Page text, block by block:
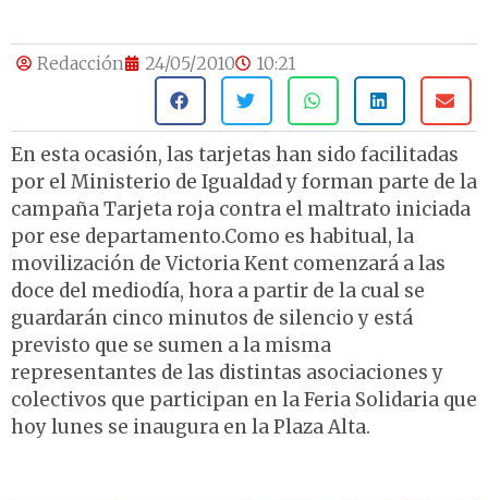
Redacción 24/05/2010 10:21
En esta ocasión, las tarjetas han sido facilitadas
por el Ministerio de Igualdad y forman parte de la
campaña Tarjeta roja contra el maltrato iniciada
por ese departamento.Como es habitual, la
movilización de Victoria Kent comenzará a las
doce del mediodía, hora a partir de la cual se
guardarán cinco minutos de silencio y está
previsto que se sumen a la misma
representantes de las distintas asociaciones y
colectivos que participan en la Feria Solidaria que
hoy lunes se inaugura en la Plaza Alta.